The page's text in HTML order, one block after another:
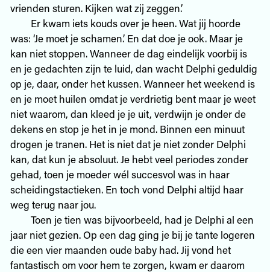
vrienden sturen. Kijken wat zij zeggen.’
Er kwam iets kouds over je heen. Wat jij hoorde
was: ‘Je moet je schamen.’ En dat doe je ook. Maar je
kan niet stoppen. Wanneer de dag eindelijk voorbij is
en je gedachten zijn te luid, dan wacht Delphi geduldig
op je, daar, onder het kussen. Wanneer het weekend is
en je moet huilen omdat je verdrietig bent maar je weet
niet waarom, dan kleed je je uit, verdwijn je onder de
dekens en stop je het in je mond. Binnen een minuut
drogen je tranen. Het is niet dat je niet zonder Delphi
kan, dat kun je absoluut. Je hebt veel periodes zonder
gehad, toen je moeder wél succesvol was in haar
scheidingstactieken. En toch vond Delphi altijd haar
weg terug naar jou.
Toen je tien was bijvoorbeeld, had je Delphi al een
jaar niet gezien. Op een dag ging je bij je tante logeren
die een vier maanden oude baby had. Jij vond het
fantastisch om voor hem te zorgen, kwam er daarom